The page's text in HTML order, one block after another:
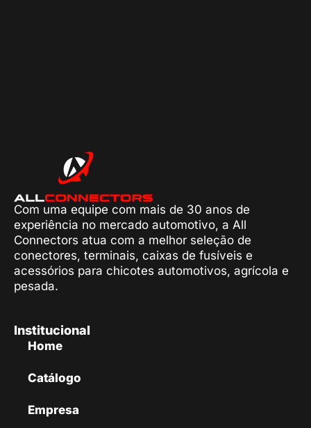
Com uma equipe com mais de 30 anos de
experiência no mercado automotivo, a All
Connectors atua com a melhor seleção de
conectores, terminais, caixas de fusíveis e
acessórios para chicotes automotivos, agrícola e
pesada.
Institucional
Home
Catálogo
Empresa